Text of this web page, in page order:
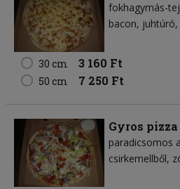
fokhagymás-
bacon juhtúró
30 cm 3 160 Ft
50 cm 7 250 Ft
Gyros pizza
paradicsomos
csirkemellből